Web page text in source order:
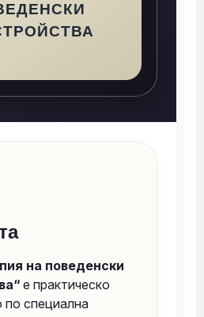
на поведенски
е практическо
специална